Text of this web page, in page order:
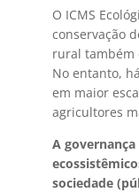
O ICMS
conservação
rural também
No entanto,
em maior
agricultores
A
sociedade